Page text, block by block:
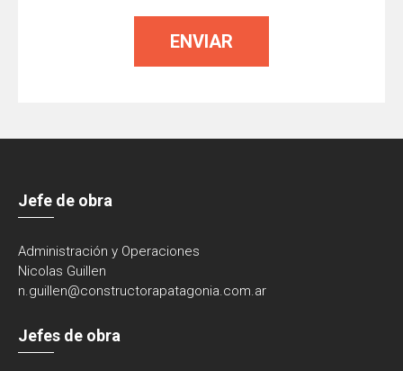
Jefe de obra
Administración y Operaciones
Nicolas Guillen
n.guillen@constructorapatagonia.com.ar
Jefes de obra